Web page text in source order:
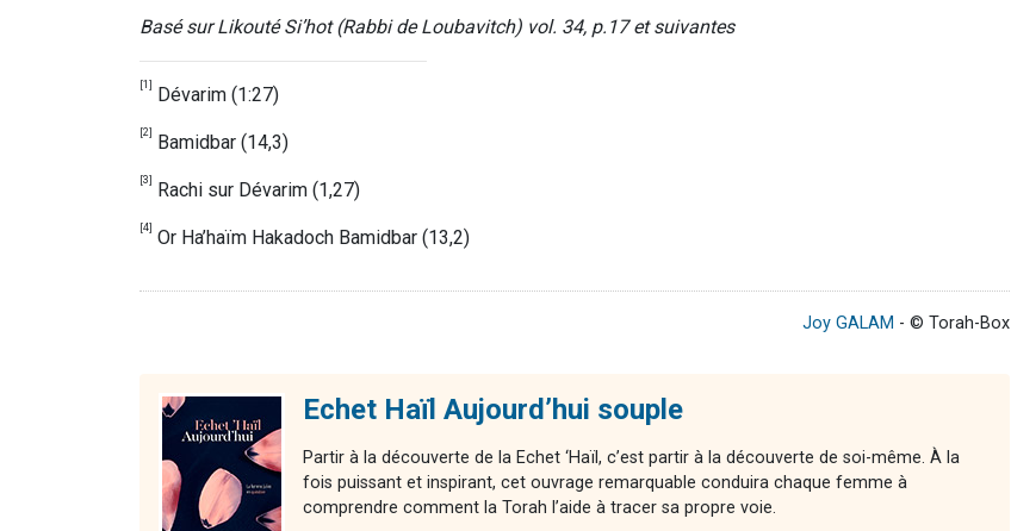
Basé sur Likouté Si’hot (Rabbi de Loubavitch) vol. 34, p.17 et suivantes
[1] Dévarim (1:27)
[2] Bamidbar (14,3)
[3] Rachi sur Dévarim (1,27)
[4] Or Ha’haïm Hakadoch Bamidbar (13,2)
Joy GALAM - © Torah-Box
Echet Haïl Aujourd’hui souple
Partir à la découverte de la Echet ‘Haïl, c’est partir à la découverte de soi-même. À la
fois puissant et inspirant, cet ouvrage remarquable conduira chaque femme à
comprendre comment la Torah l’aide à tracer sa propre voie.